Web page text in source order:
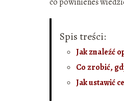
Spis treści:
Jak znaleźć
Co zrobić,
Jak ustawić